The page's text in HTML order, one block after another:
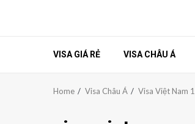
VISA GIÁ RẺ VISA CHÂU Á
Home Visa Châu Á Visa Việt Nam